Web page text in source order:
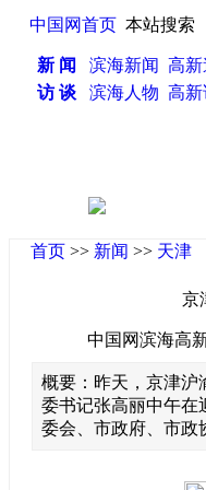
中国网首页 本站搜索
新 闻 滨海新闻 高新
访 谈
滨海人物 高新
首页 >> 新闻 >> 天津
京
中国网滨海高
概要：昨天，京津沪
委书记张高丽中午在
委会、市政府、市政